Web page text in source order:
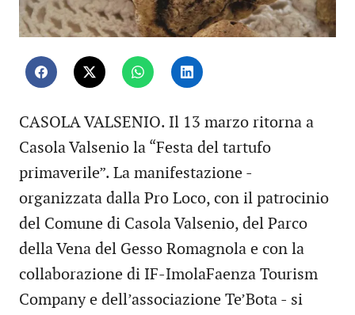
CASOLA VALSENIO. Il 13 marzo ritorna a
Casola Valsenio la “Festa del tartufo
primaverile”. La manifestazione -
organizzata dalla Pro Loco, con il patrocinio
del Comune di Casola Valsenio, del Parco
della Vena del Gesso Romagnola e con la
collaborazione di IF-ImolaFaenza Tourism
Company e dell’associazione Te’Bota - si